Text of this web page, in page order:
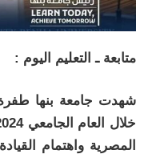
متابعة ـ التعليم اليوم :
شهدت جامعة بنها طفرة
المصرية واهتمام